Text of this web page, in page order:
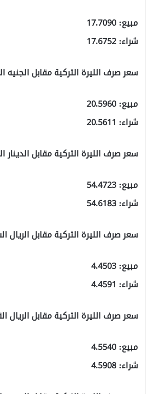
مبيع: 17.7090
شراء: 17.6752
سعر صرف الليرة التركية مقابل الجنيه
مبيع: 20.5960
شراء: 20.5611
سعر صرف الليرة التركية مقابل الدينار
مبيع: 54.4723
شراء: 54.6183
سعر صرف الليرة التركية مقابل الريال
مبيع: 4.4503
شراء: 4.4591
سعر صرف الليرة التركية مقابل الريال
مبيع: 4.5540
شراء: 4.5908